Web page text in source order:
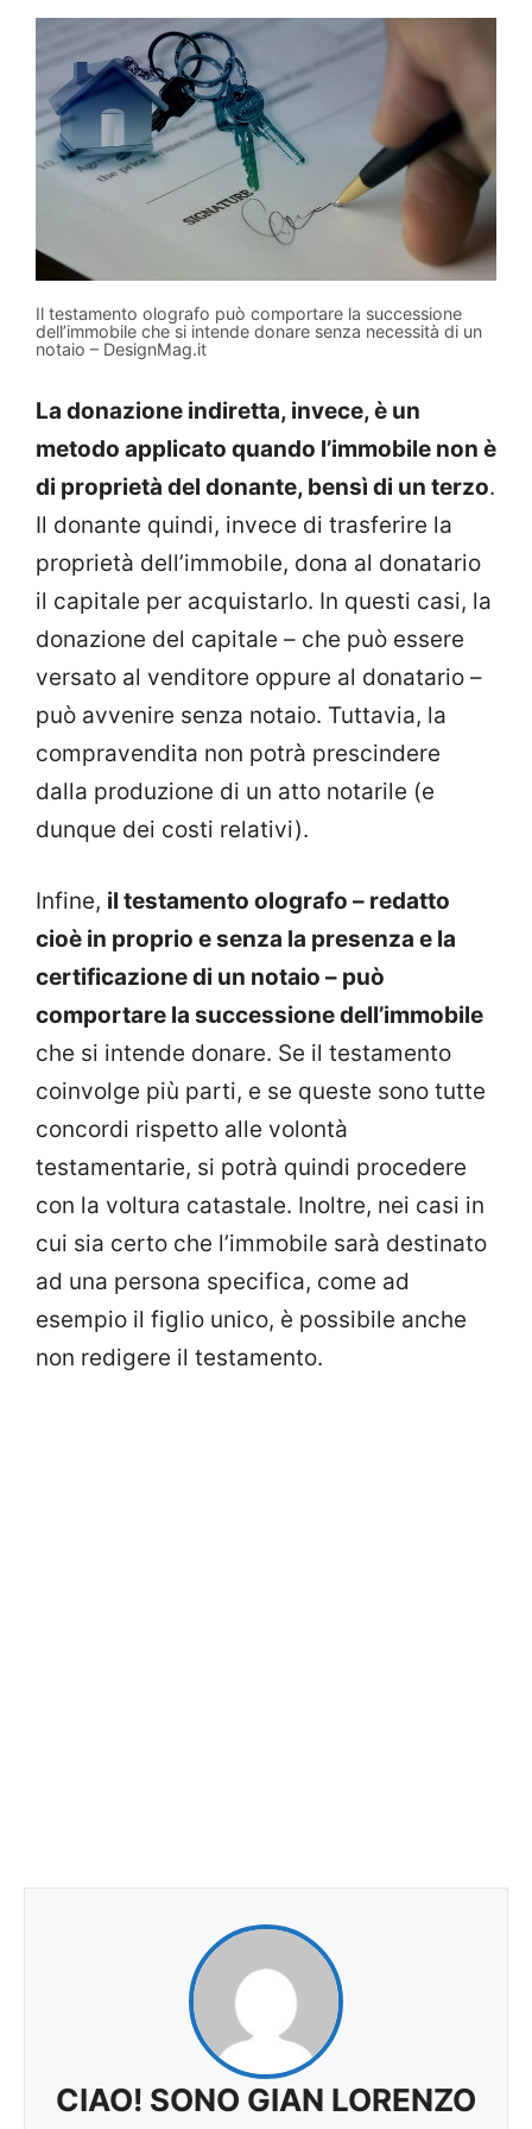
Il testamento olografo può comportare la successione
dell’immobile che si intende donare senza necessità di un
notaio – DesignMag.it
La donazione indiretta, invece, è un
metodo applicato quando l’immobile non è
di proprietà del donante, bensì di un terzo.
Il donante quindi, invece di trasferire la
proprietà dell’immobile, dona al donatario
il capitale per acquistarlo. In questi casi, la
donazione del capitale – che può essere
versato al venditore oppure al donatario –
può avvenire senza notaio. Tuttavia, la
compravendita non potrà prescindere
dalla produzione di un atto notarile (e
dunque dei costi relativi).
Infine, il testamento olografo – redatto
cioè in proprio e senza la presenza e la
certificazione di un notaio – può
comportare la successione dell’immobile
che si intende donare. Se il testamento
coinvolge più parti, e se queste sono tutte
concordi rispetto alle volontà
testamentarie, si potrà quindi procedere
con la voltura catastale. Inoltre, nei casi in
cui sia certo che l’immobile sarà destinato
ad una persona specifica, come ad
esempio il figlio unico, è possibile anche
non redigere il testamento.
CIAO! SONO GIAN LORENZO